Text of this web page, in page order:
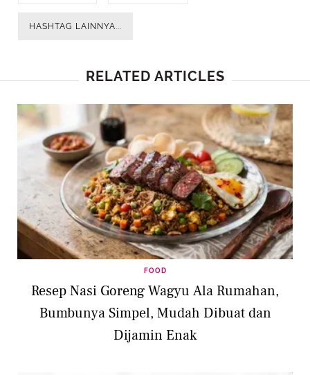
HASHTAG LAINNYA...
RELATED ARTICLES
FOOD
Resep Nasi Goreng Wagyu Ala Rumahan,
Bumbunya Simpel, Mudah Dibuat dan
Dijamin Enak